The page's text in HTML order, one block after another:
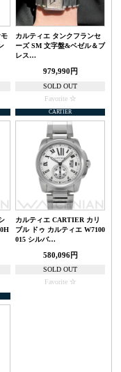
カルティエ タンクフランセ
ーズ SM 文字盤&ベゼル＆ブ
レス…
979,990円
SOLD OUT
Favorite
CARTIER
カルティエ CARTIER カリ
ブル ドゥ カルティエ W7100
015 シルバ…
580,096円
SOLD OUT
Favorite